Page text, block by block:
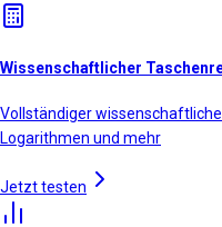
Wissenschaftlicher
Vollständiger
Logarithmen und mehr
Jetzt testen